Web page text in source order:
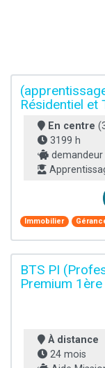
Résidentiel et
En centre
3199 h
demandeur
Immobilier
BTS PI
Premium 1ère
À distance
24 mois